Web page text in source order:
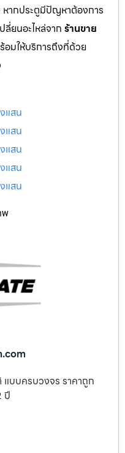
หากประตูมีปัญหาต้องการ
ลี่ยนอะไหล่จาก ร้านขาย
อมให้บริการถึงที่ด้วย
แสน
แสน
แสน
แสน
แสน
พ
.com
บบครบวงจร ราคาถูก
ปี